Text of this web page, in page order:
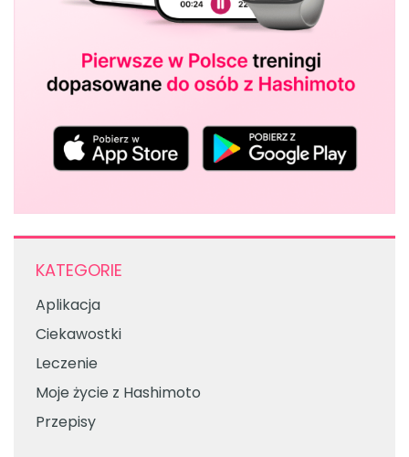
KATEGORIE
Aplikacja
Ciekawostki
Leczenie
Moje życie z Hashimoto
Przepisy